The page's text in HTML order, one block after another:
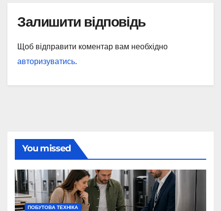
Залишити відповідь
Щоб відправити коментар вам необхідно
авторизуватись.
You missed
ПОБУТОВА ТЕХНІКА